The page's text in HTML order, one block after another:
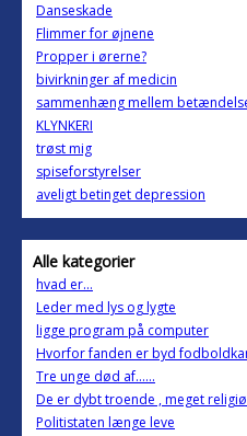
Danseskade
Flimmer for øjnene
Propper i ørerne?
bivirkninger af medicin
sammenhæng mellem
KLYNKERI
trøst mig
spiseforstyrelser
aveligt betinget depression
Alle kategorier
hvad er...
Leder med lys og lygte
ligge program på computer
Hvorfor fanden er byd
Tre unge død af......
De er dybt troende , meget
Politistaten længe leve